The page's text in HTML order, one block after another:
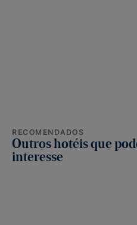
RECOMENDADOS
Outros hotéis que
interesse